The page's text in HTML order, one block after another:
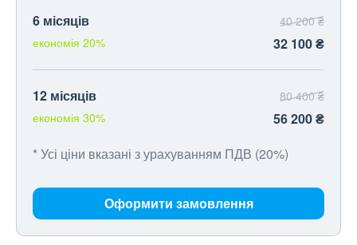
6 місяців
економія 20%
40 200 ₴
32 100 ₴
12 місяців
економія 30%
80 400 ₴
56 200 ₴
* Усі ціни вказані з урахуванням ПДВ (20%)
Оформити замовлення